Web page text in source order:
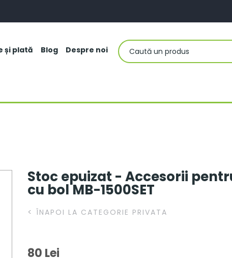
și plată Blog Despre noi
Stoc epuizat - Accesorii
cu bol MB-1500SET
< ÎNAPOI LA CATEGORIE PRIVATA
80 Lei